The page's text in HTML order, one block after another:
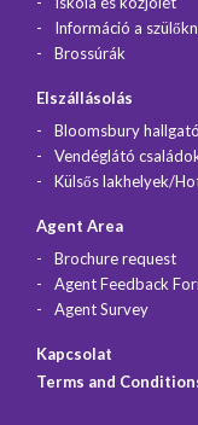
Információ a
Brossúrák
Elszállásolás
Bloomsbury
Vendéglátó
Külsős lakhelyek/
Agent Area
Brochure request
Agent Feedback
Agent Survey
Kapcsolat
Terms and